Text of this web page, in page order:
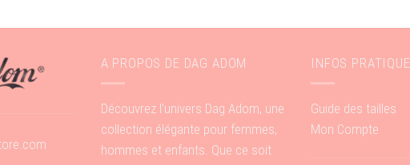
A PROPOS DE DAG ADOM
Découvrez l’univers Dag Adom, une
collection élégante pour femmes,
hommes et enfants. Que ce soit
INFOS PRATIQUE
Guide des tailles
Mon Compte